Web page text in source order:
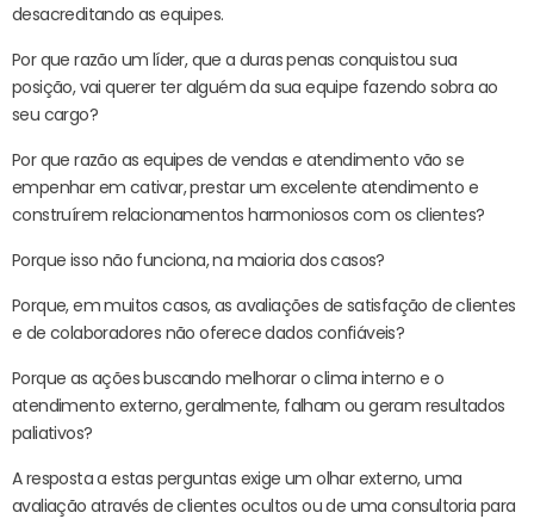
desacreditando as equipes.
Por que razão um líder, que a duras penas conquistou sua
posição, vai querer ter alguém da sua equipe fazendo sobra ao
seu cargo?
Por que razão as equipes de vendas e atendimento vão se
empenhar em cativar, prestar um excelente atendimento e
construírem relacionamentos harmoniosos com os clientes?
Porque isso não funciona, na maioria dos casos?
Porque, em muitos casos, as avaliações de satisfação de clientes
e de colaboradores não oferece dados confiáveis?
Porque as ações buscando melhorar o clima interno e o
atendimento externo, geralmente, falham ou geram resultados
paliativos?
A resposta a estas perguntas exige um olhar externo, uma
avaliação através de clientes ocultos ou de uma consultoria para